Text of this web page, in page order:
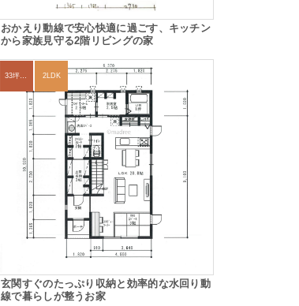
おかえり動線で安心快適に過ごす、キッチン
から家族見守る2階リビングの家
2LDK
玄関すぐのたっぷり収納と効率的な水回り動
線で暮らしが整うお家